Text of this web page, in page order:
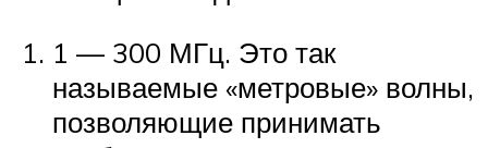
1 — 300 МГц. Это так
называемые «метровые» волны,
позволяющие принимать